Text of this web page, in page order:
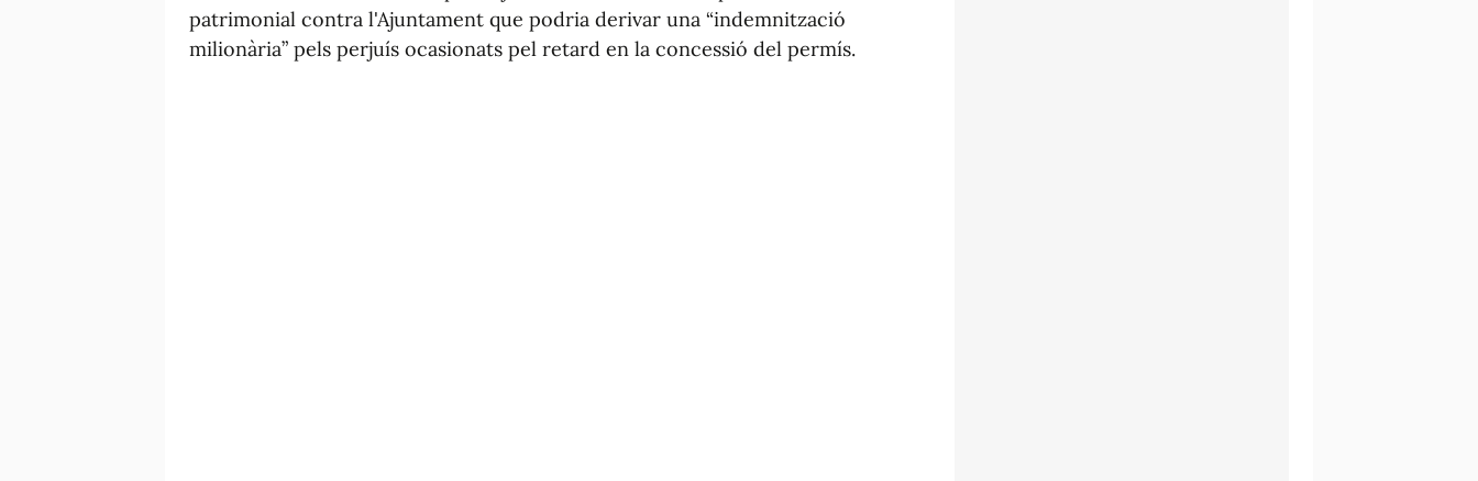
patrimonial contra l'Ajuntament que podria derivar una “indemnització
milionària” pels perjuís ocasionats pel retard en la concessió del permís.